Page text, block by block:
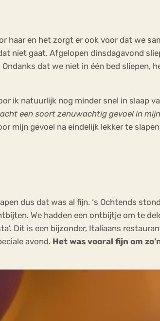
haar en het zorgt er ook voor dat we
niet gaat. Afgelopen dinsdagavond
Ondanks dat we niet in één bed sliepen,
ik natuurlijk nog minder snel in slaap
een soort zenuwachtig gevoel in
mijn gevoel na eindelijk lekker te
dus dat was al fijn. ‘s Ochtends
We hadden een ontbijtje om te
Dit is een bijzonder, Italiaans
avond. Het was vooral fijn om